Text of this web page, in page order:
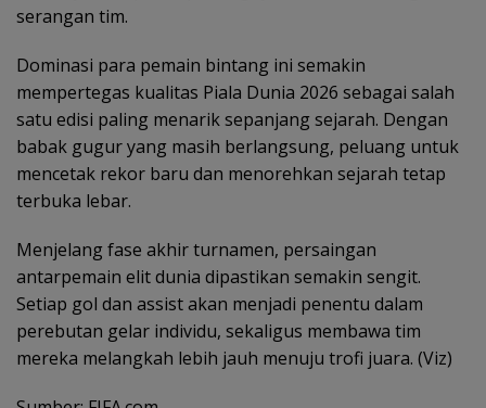
serangan tim.
Dominasi para pemain bintang ini semakin
mempertegas kualitas Piala Dunia 2026 sebagai salah
satu edisi paling menarik sepanjang sejarah. Dengan
babak gugur yang masih berlangsung, peluang untuk
mencetak rekor baru dan menorehkan sejarah tetap
terbuka lebar.
Menjelang fase akhir turnamen, persaingan
antarpemain elit dunia dipastikan semakin sengit.
Setiap gol dan assist akan menjadi penentu dalam
perebutan gelar individu, sekaligus membawa tim
mereka melangkah lebih jauh menuju trofi juara. (Viz)